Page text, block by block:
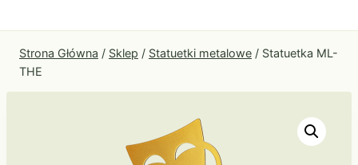
Strona Główna / Sklep / Statuetki metalowe / Statuetka ML-
THE